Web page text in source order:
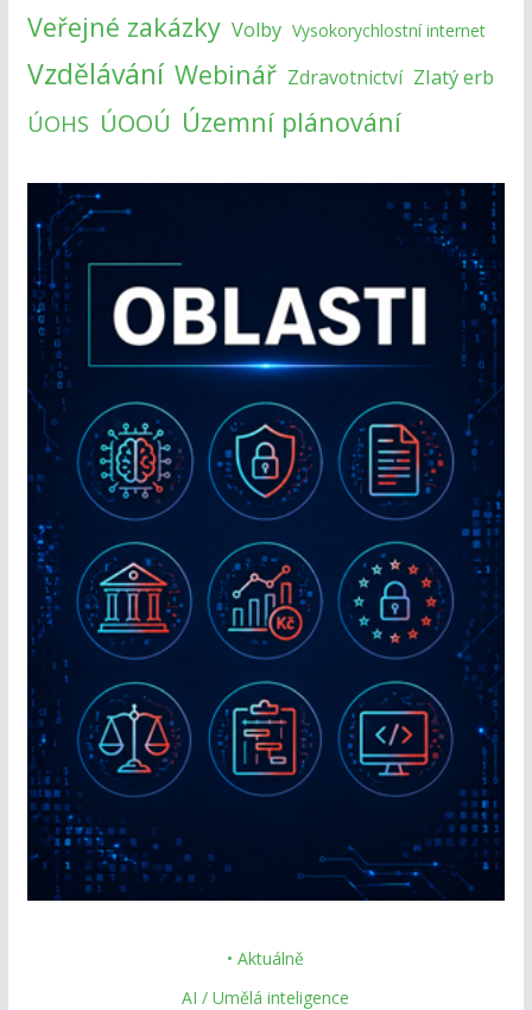
Veřejné zakázky Volby Vysokorychlostní internet
Vzdělávání Webinář Zdravotnictví Zlatý erb
ÚOHS ÚOOÚ Územní plánování
• Aktuálně
AI / Umělá inteligence